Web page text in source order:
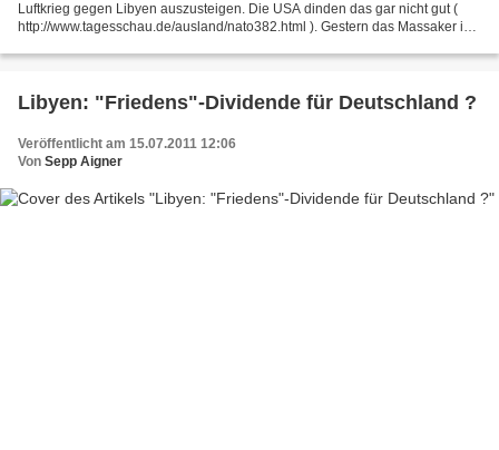
Luftkrieg gegen Libyen auszusteigen. Die USA dinden das gar nicht gut (
http://www.tagesschau.de/ausland/nato382.html ). Gestern das Massaker in
Libyen: "Friedens"-Dividende für Deutschland ?
Veröffentlicht am 15.07.2011 12:06
Von Sepp Aigner